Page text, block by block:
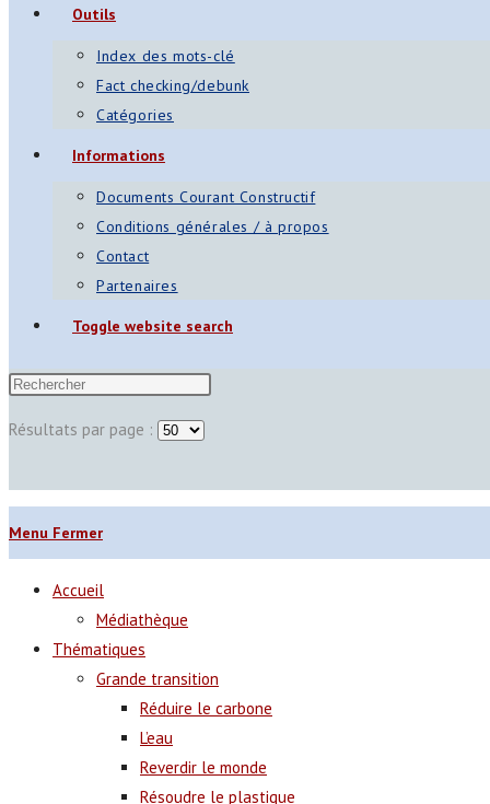
Outils
Index des mots-clé
Fact checking/debunk
Catégories
Informations
Documents Courant Constructif
Conditions générales / à propos
Contact
Partenaires
Toggle website search
Résultats par page :
Menu Fermer
Accueil
Médiathèque
Thématiques
Grande transition
Réduire le carbone
L’eau
Reverdir le monde
Résoudre le plastique